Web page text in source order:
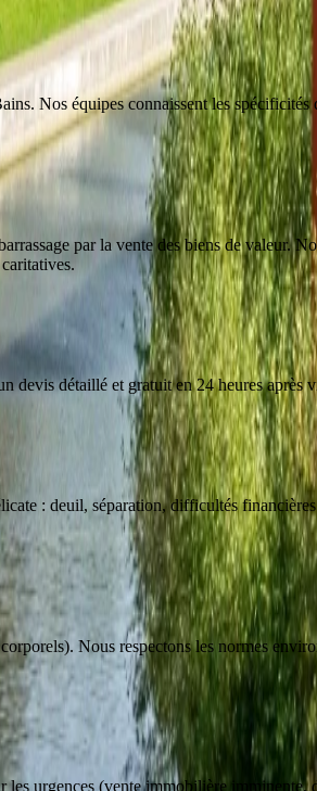
Nos équipes connaissent les
par la vente des biens de valeur.
devis détaillé et gratuit en 24 heures
: deuil, séparation, difficultés
Nous respectons les normes
urgences (vente immobilière